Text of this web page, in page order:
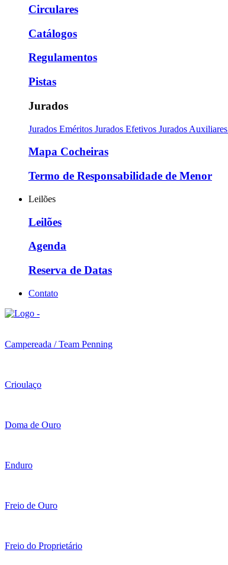
Circulares
Catálogos
Regulamentos
Pistas
Jurados
Jurados Eméritos Jurados Efetivos Jurados Auxiliares
Mapa Cocheiras
Termo de Responsabilidade de Menor
Leilões
Leilões
Agenda
Reserva de Datas
Contato
Campereada / Team Penning
Crioulaço
Doma de Ouro
Enduro
Freio de Ouro
Freio do Proprietário